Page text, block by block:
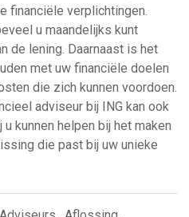
financiële verplichtingen.
u maandelijks kunt
de lening. Daarnaast is het
met uw financiële doelen
die zich kunnen voordoen.
adviseur bij ING kan ook
kunnen helpen bij het maken
die past bij uw unieke